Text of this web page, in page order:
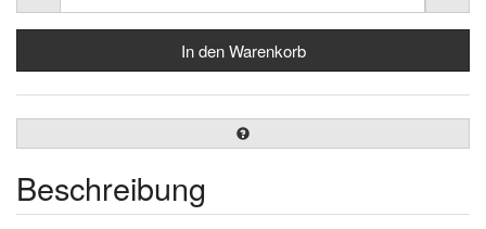
Beschreibung